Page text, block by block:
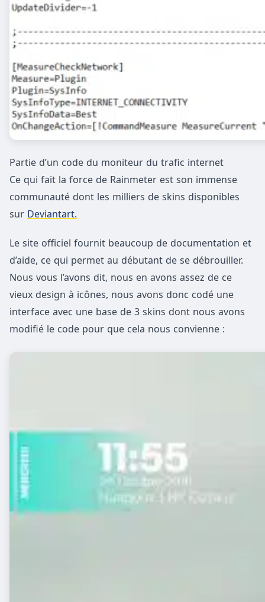
Partie d’un code du moniteur du trafic internet
Ce qui fait la force de Rainmeter est son immense
communauté dont les milliers de skins disponibles
sur Deviantart.
Le site officiel fournit beaucoup de documentation et
d’aide, ce qui permet au débutant de se débrouiller.
Nous vous l’avons dit, nous en avons assez de ce
vieux design à icônes, nous avons donc codé une
interface avec une base de 3 skins dont nous avons
modifié le code pour que cela nous convienne :